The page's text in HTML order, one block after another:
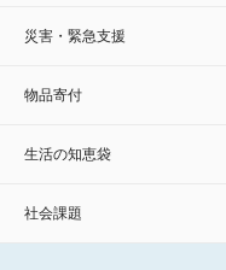
災害・緊急支援
物品寄付
生活の知恵袋
社会課題